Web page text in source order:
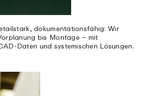
dokumentationsfähig: Wir
bis Montage – mit
Daten und systemischen Lösungen.